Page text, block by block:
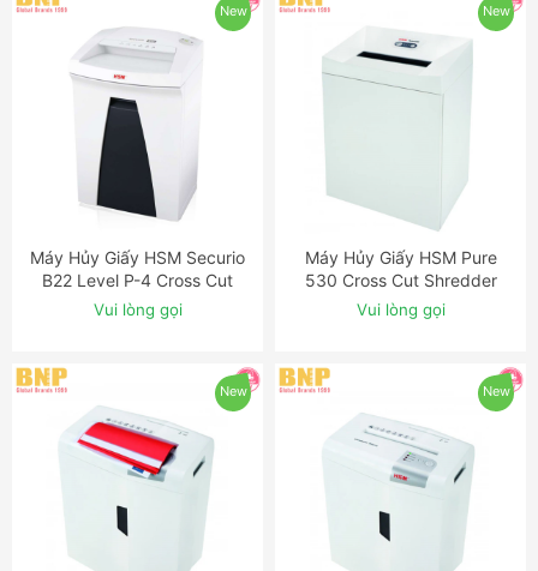
New
ĐẶT NGAY
Máy Hủy Giấy HSM Securio
B22 Level P-4 Cross Cut
Shredder
Vui lòng gọi
New
ĐẶT NGAY
Máy Hủy Giấy HSM Pure
530 Cross Cut Shredder
Vui lòng gọi
New New